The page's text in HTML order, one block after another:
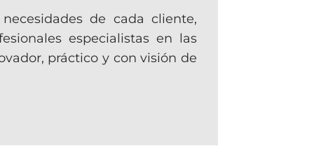
de cada cliente,
especialistas en las
práctico y con visión de